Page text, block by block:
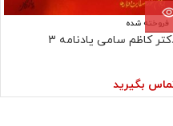
فروخته شده
کاظم سامی یادنامه 3
بگیرید